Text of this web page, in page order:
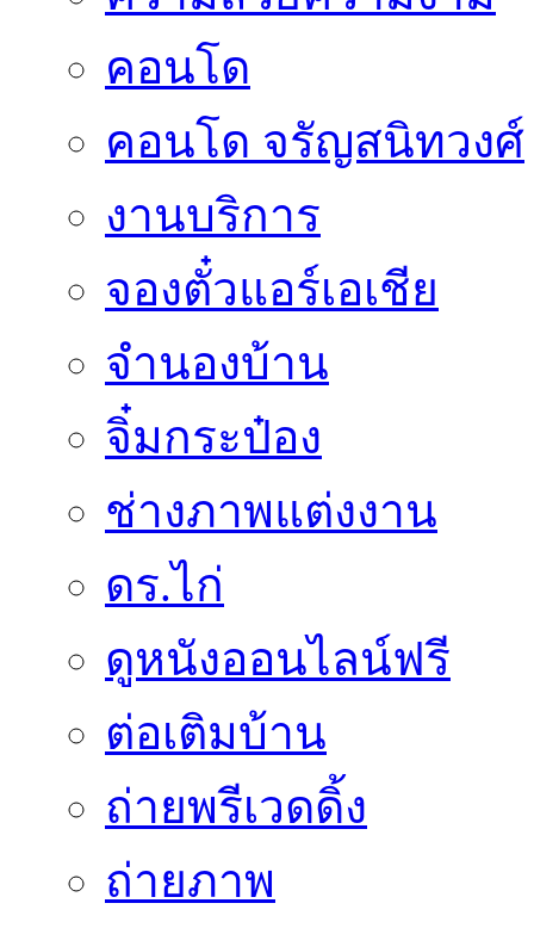
คอนโด
คอนโด จรัญสนิทวงศ์
งานบริการ
จองตั๋วแอร์เอเชีย
จำนองบ้าน
จิ๋มกระป๋อง
ช่างภาพแต่งงาน
ดร.ไก่
ดูหนังออนไลน์ฟรี
ต่อเติมบ้าน
ถ่ายพรีเวดดิ้ง
ถ่ายภาพ